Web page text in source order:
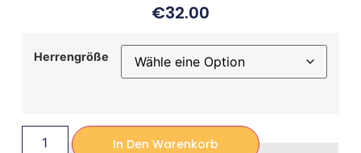
€32.00
Herrengröße
In Den Warenkorb